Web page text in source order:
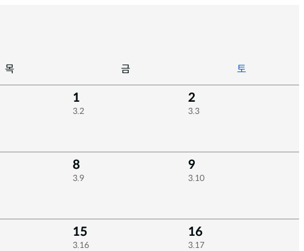
목 금 토
1
3.2
2
3.3
8
3.9
9
3.10
15
3.16
16
3.17